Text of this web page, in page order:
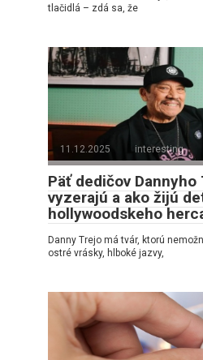
tlačidlá – zdá sa, že
11.12.2025 interesting
Päť dedičov Dannyho
vyzerajú a ako žijú
hollywoodskeho
Danny Trejo má tvár, ktorú
ostré vrásky, hlboké jazvy,